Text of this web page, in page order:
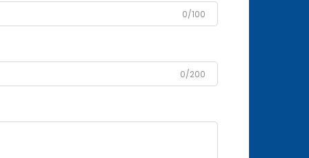
0/100
0/200